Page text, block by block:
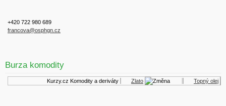
+420 722 980 689
francova@osphgn.cz
Burza komodity
Kurzy.cz Komodity a deriváty Zlato Topný olej